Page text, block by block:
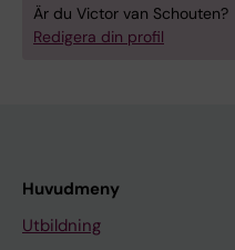
Är du Victor van Schouten?
Redigera din profil
Huvudmeny
Utbildning